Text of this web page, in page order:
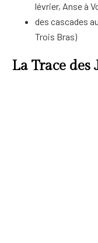
lévrier, Anse à
des cascades
Trois Bras)
La Trace des